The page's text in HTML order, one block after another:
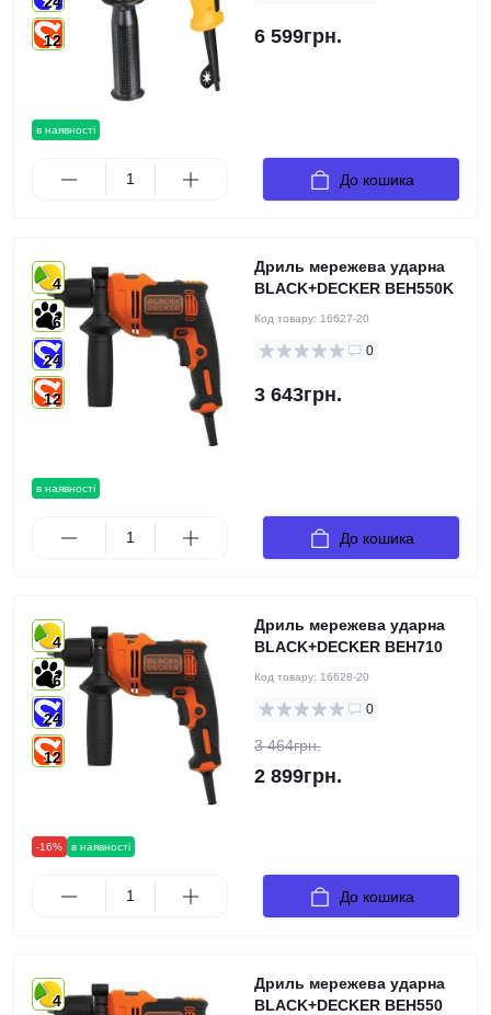
в наявності
12 6 599грн.
До кошика
в наявності
4
6
24
12
Дриль мережева ударна
BLACK+DECKER BEH550K
Код товару: 16627-20
0
3 643грн.
До кошика
-16% в наявності
4
6
24
12
Дриль мережева ударна
BLACK+DECKER BEH710
Код товару: 16628-20
0
3 464грн.
2 899грн.
До кошика
4
Дриль мережева ударна
BLACK+DECKER BEH550